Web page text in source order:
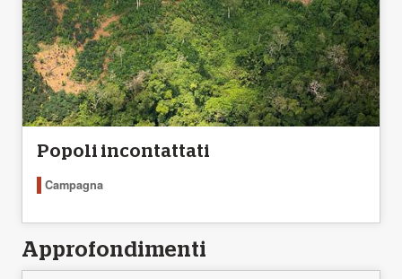
Popoli incontattati
Campagna
Approfondimenti